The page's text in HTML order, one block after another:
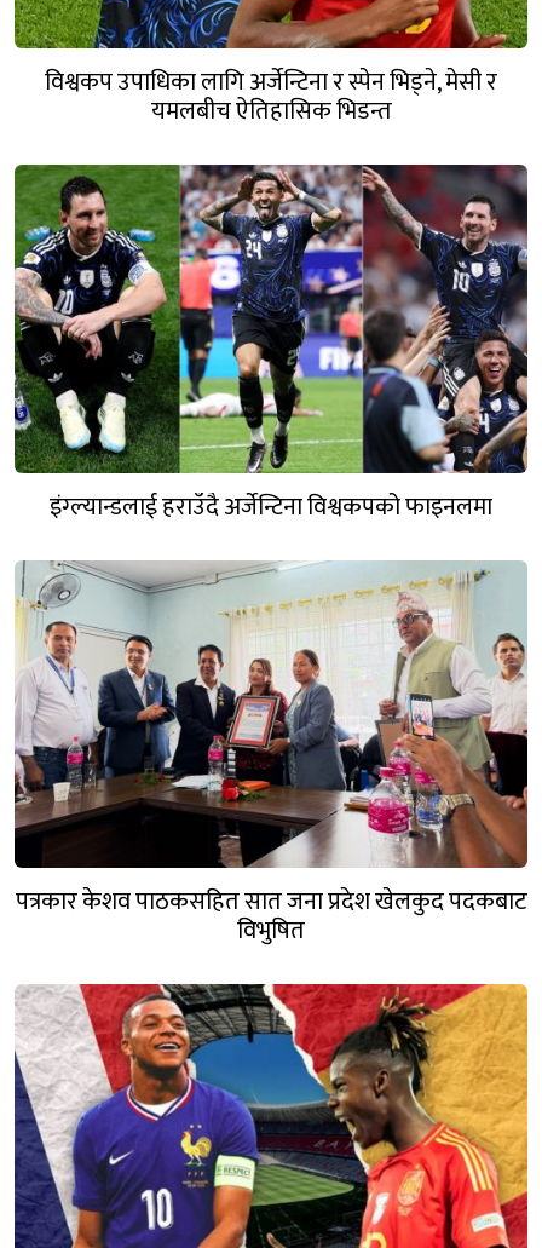
विश्वकप उपाधिका लागि अर्जेन्टिना र स्पेन भिड्ने, मेसी र
यमलबीच ऐतिहासिक भिडन्त
इंग्ल्यान्डलाई हराउँदै अर्जेन्टिना विश्वकपको फाइनलमा
पत्रकार केशव पाठकसहित सात जना प्रदेश खेलकुद पदकबाट
विभुषित